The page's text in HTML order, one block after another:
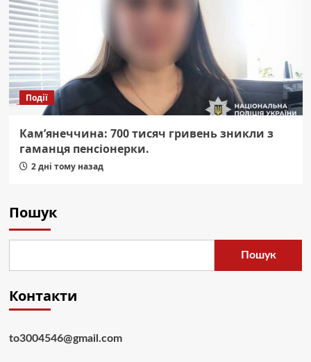
Події
Кам’янеччина: 700 тисяч гривень зникли з
гаманця пенсіонерки.
2 дні тому назад
Пошук
Пошук
Контакти
to3004546@gmail.com